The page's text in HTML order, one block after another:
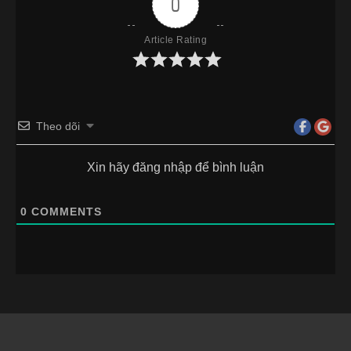
0
Article Rating
Theo dõi
Xin hãy đăng nhập để bình luận
0 COMMENTS